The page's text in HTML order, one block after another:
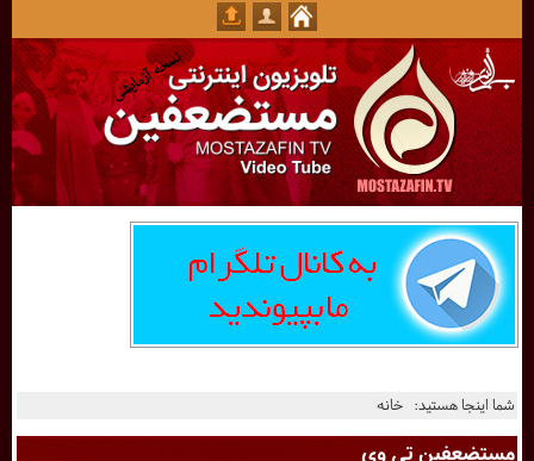
شما اینجا هستید:خانه
مستضعفین تی وی